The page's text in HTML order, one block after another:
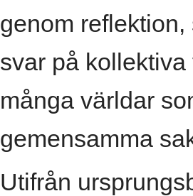
genom
svar på
många världar
gemensamma
Utifrån